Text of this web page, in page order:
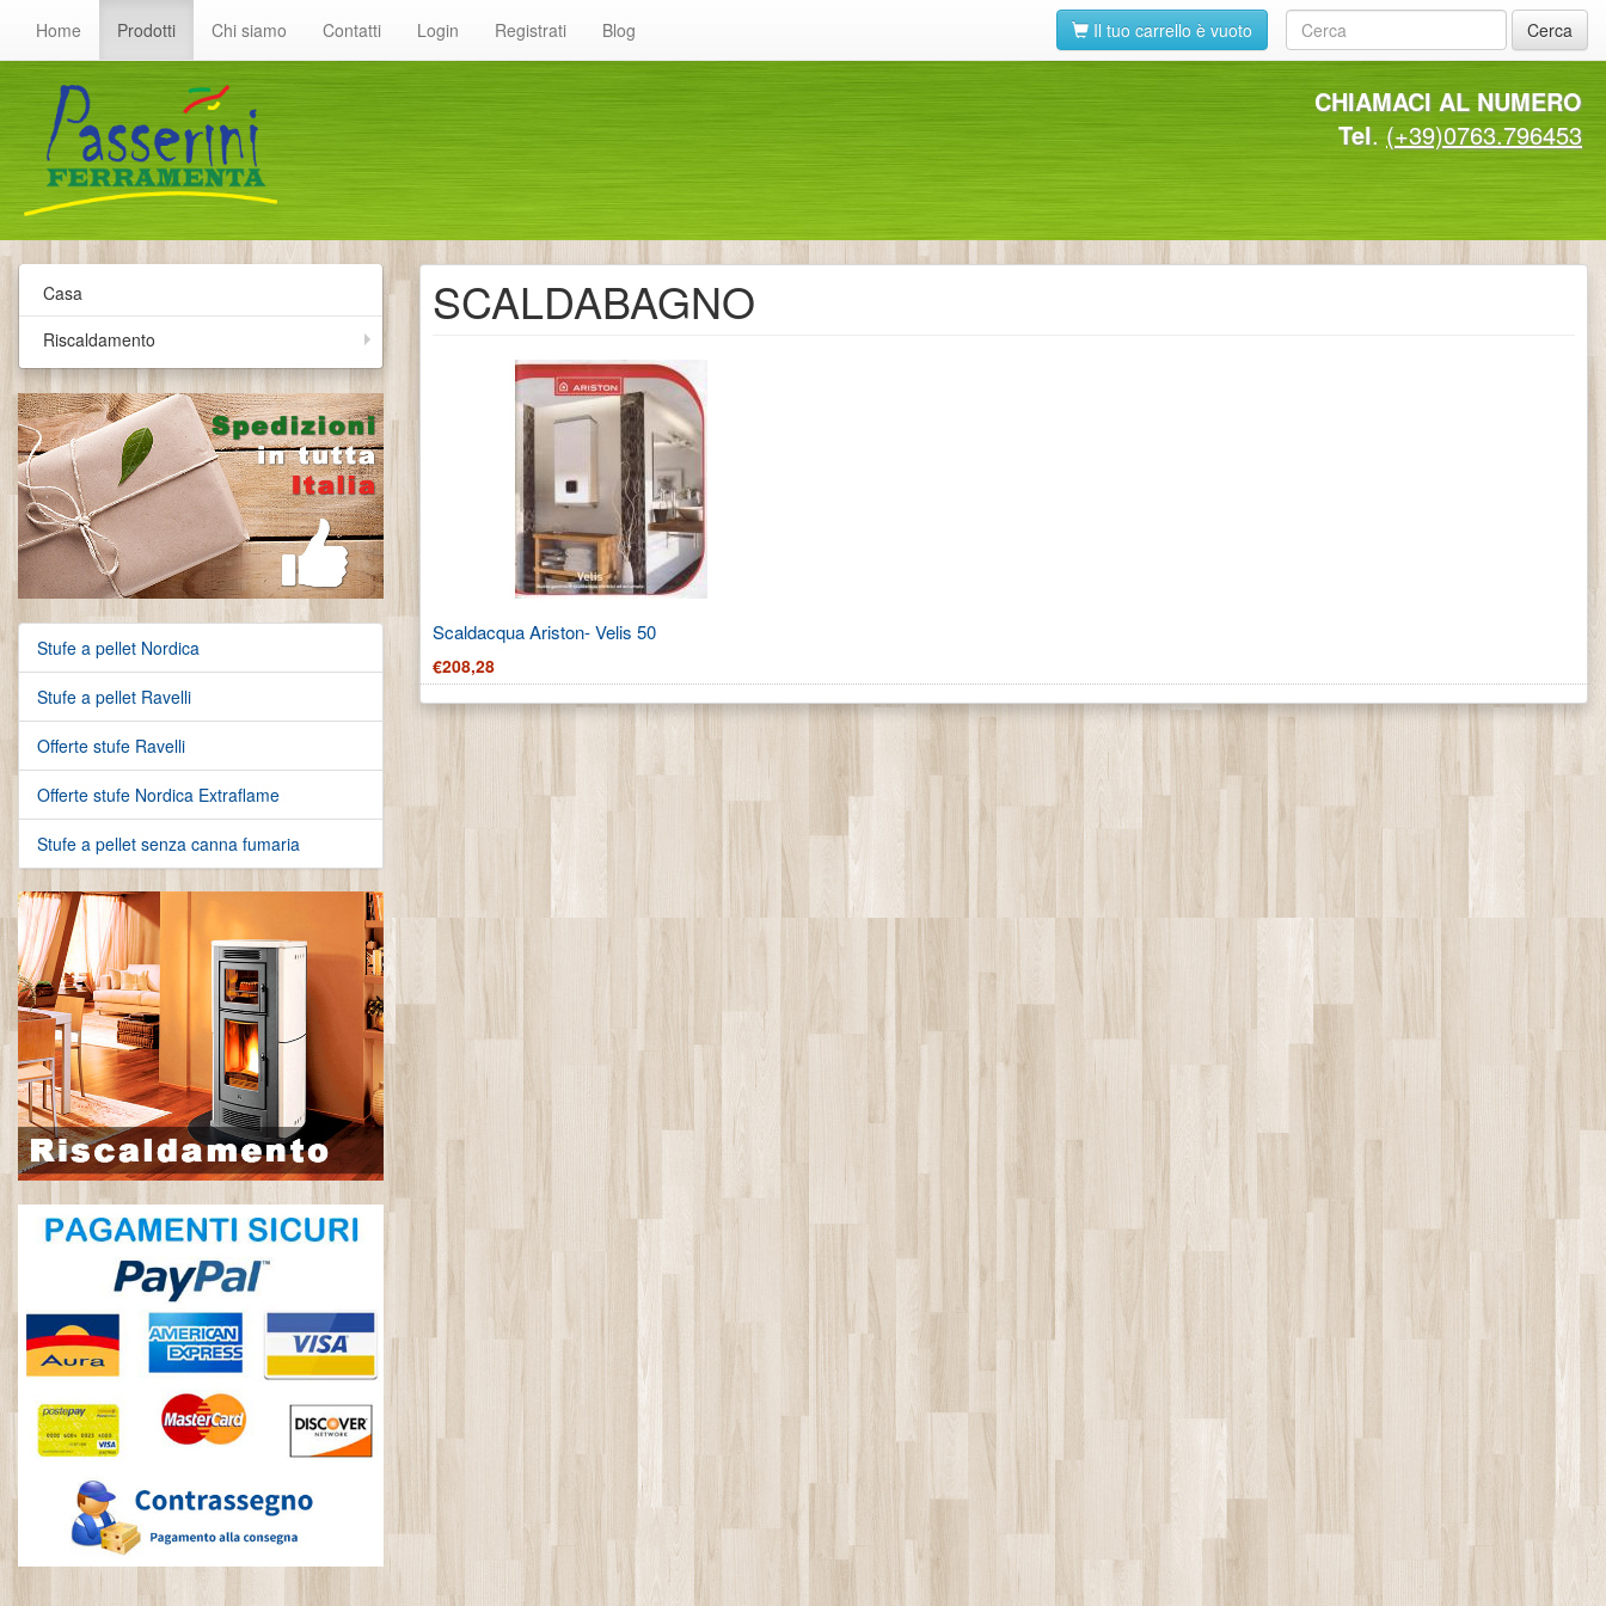
Cerca
Home Prodotti Chi siamo Contatti Login Registrati Blog Il tuo carrello è vuoto
CHIAMACI AL NUMERO
Tel. (+39)0763.796453
Casa
Riscaldamento
Stufe a pellet Nordica
Stufe a pellet Ravelli
Offerte stufe Ravelli
Offerte stufe Nordica Extraflame
Stufe a pellet senza canna fumaria
SCALDABAGNO
Scaldacqua Ariston- Velis 50
€208,28